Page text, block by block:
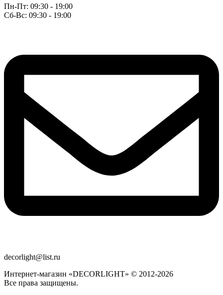
Пн-Пт: 09:30 - 19:00
Сб-Вс: 09:30 - 19:00
decorlight@list.ru
Интернет-магазин «DECORLIGHT» © 2012-2026
Все права защищены.